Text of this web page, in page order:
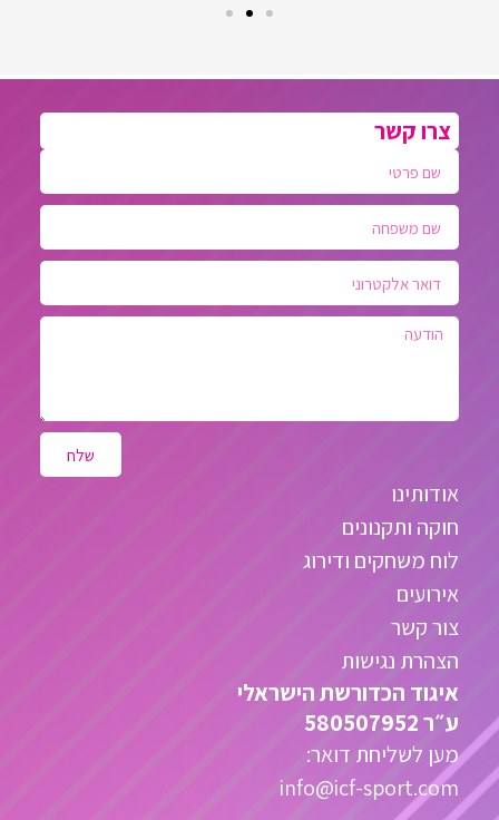
צרו קשר
שלח
אודותינו
חוקה ותקנונים
לוח משחקים ודירוג
אירועים
צור קשר
הצהרת נגישות
איגוד הכדורשת הישראלי
ע״ר 580507952
מען לשליחת דואר:
info@icf-sport.com